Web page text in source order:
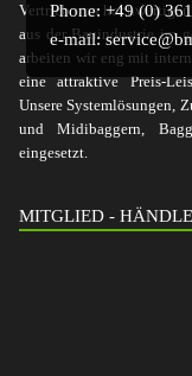
Phone: +49 (0)
e-mail:
Vertrieb von
aus der Bauindustrie im
arbeiten wir eng mit
eine attraktive Preis-
Unsere Systemlösungen,
und Midibaggern,
eingesetzt.
MITGLIED -